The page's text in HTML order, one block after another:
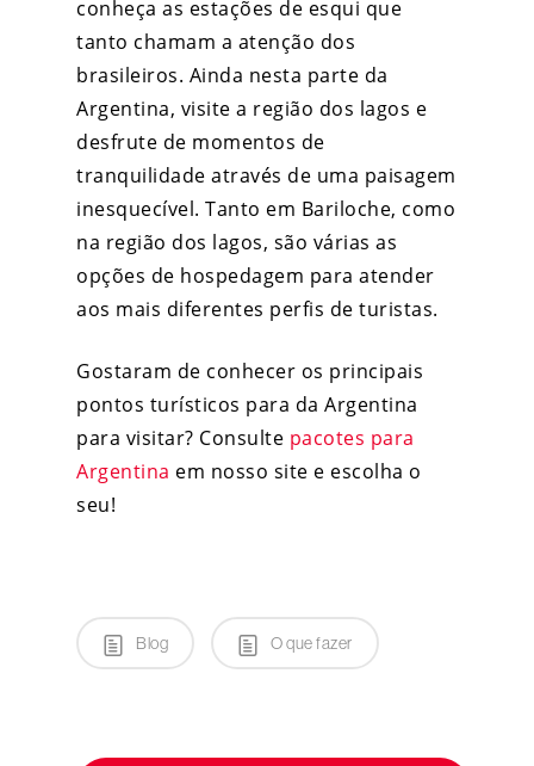
conheça as estações de esqui que
tanto chamam a atenção dos
brasileiros. Ainda nesta parte da
Argentina, visite a região dos lagos e
desfrute de momentos de
tranquilidade através de uma paisagem
inesquecível. Tanto em Bariloche, como
na região dos lagos, são várias as
opções de hospedagem para atender
aos mais diferentes perfis de turistas.
Gostaram de conhecer os principais
pontos turísticos para da Argentina
para visitar? Consulte pacotes para
Argentina em nosso site e escolha o
seu!
Blog O que fazer